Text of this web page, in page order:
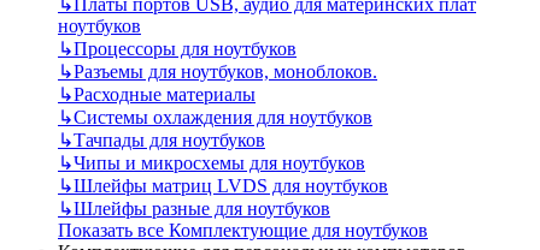
ноутбуков
↳Процессоры для ноутбуков
↳Разъемы для ноутбуков, моноблоков.
↳Расходные материалы
↳Системы охлаждения для ноутбуков
↳Тачпады для ноутбуков
↳Чипы и микросхемы для ноутбуков
↳Шлейфы матриц LVDS для ноутбуков
↳Шлейфы разные для ноутбуков
Показать все Комплектующие для ноутбуков